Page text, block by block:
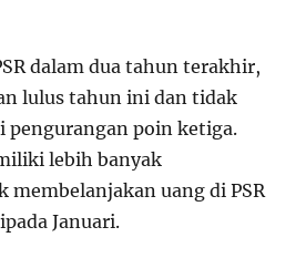
dalam dua tahun terakhir,
lulus tahun ini dan tidak
pengurangan poin ketiga.
lebih banyak
membelanjakan uang di PSR
Januari.